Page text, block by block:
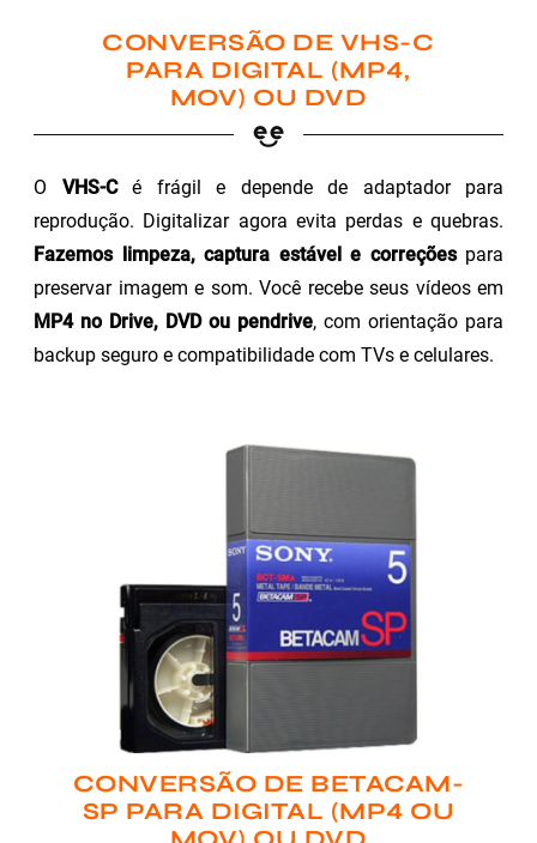
CONVERSÃO DE VHS-C
PARA DIGITAL (MP4,
MOV) OU DVD
O VHS-Cé frágil e depende de adaptador para
reprodução. Digitalizar agora evita perdas e quebras.
Fazemos limpeza, captura estável e correçõespara
preservar imagem e som. Você recebe seus vídeos em
MP4 no Drive, DVD ou pendrive, com orientação para
backup seguro e compatibilidade com TVs e celulares.
CONVERSÃO DE BETACAM-
SP PARA DIGITAL (MP4 OU